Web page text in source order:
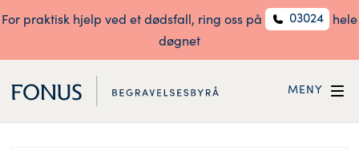
For praktisk hjelp ved et dødsfall, ring oss på 03024
hele
døgnet
MENY